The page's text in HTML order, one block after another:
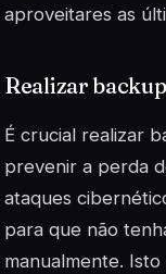
aproveitares as
Realizar
É crucial realizar
prevenir a perda
ataques
para que não
manualmente.